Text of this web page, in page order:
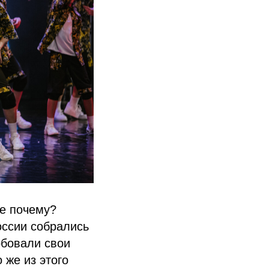
почему?
собрались
свои
из этого